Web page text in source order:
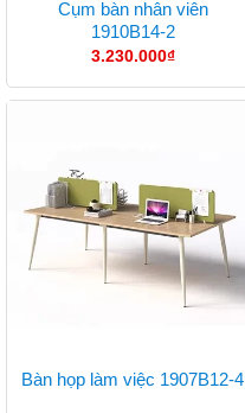
Cụm bàn nhân viên
1910B14-2
3.230.000₫
Bàn họp làm việc 1907B12-4